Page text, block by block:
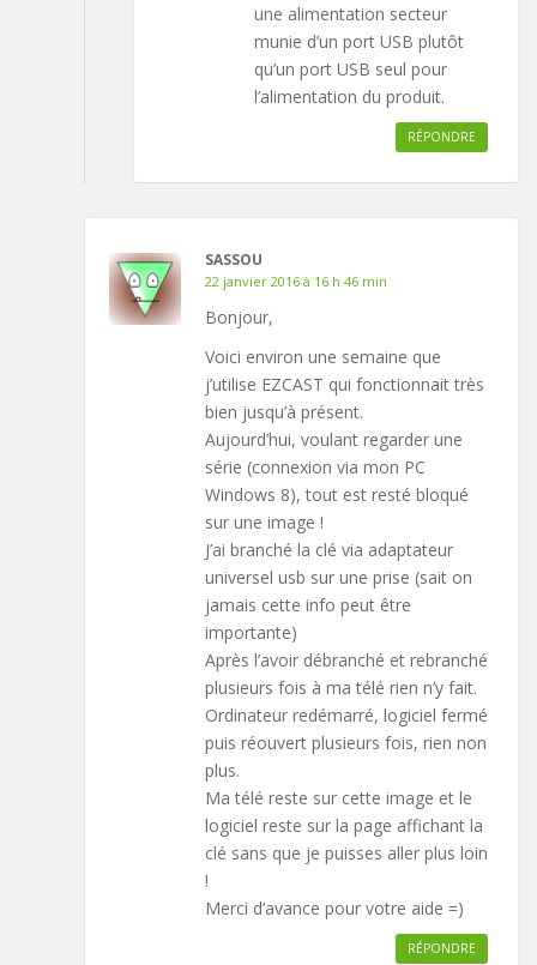
une alimentation secteur
munie d’un port USB plutôt
qu’un port USB seul pour
l’alimentation du produit.
RÉPONDRE
SASSOU
22 janvier 2016 à 16 h 46 min
Bonjour,
Voici environ une semaine que
j’utilise EZCAST qui fonctionnait très
bien jusqu’à présent.
Aujourd’hui, voulant regarder une
série (connexion via mon PC
Windows 8), tout est resté bloqué
sur une image !
J’ai branché la clé via adaptateur
universel usb sur une prise (sait on
jamais cette info peut être
importante)
Après l’avoir débranché et rebranché
plusieurs fois à ma télé rien n’y fait.
Ordinateur redémarré, logiciel fermé
puis réouvert plusieurs fois, rien non
plus.
Ma télé reste sur cette image et le
logiciel reste sur la page affichant la
clé sans que je puisses aller plus loin
!
Merci d’avance pour votre aide =)
RÉPONDRE